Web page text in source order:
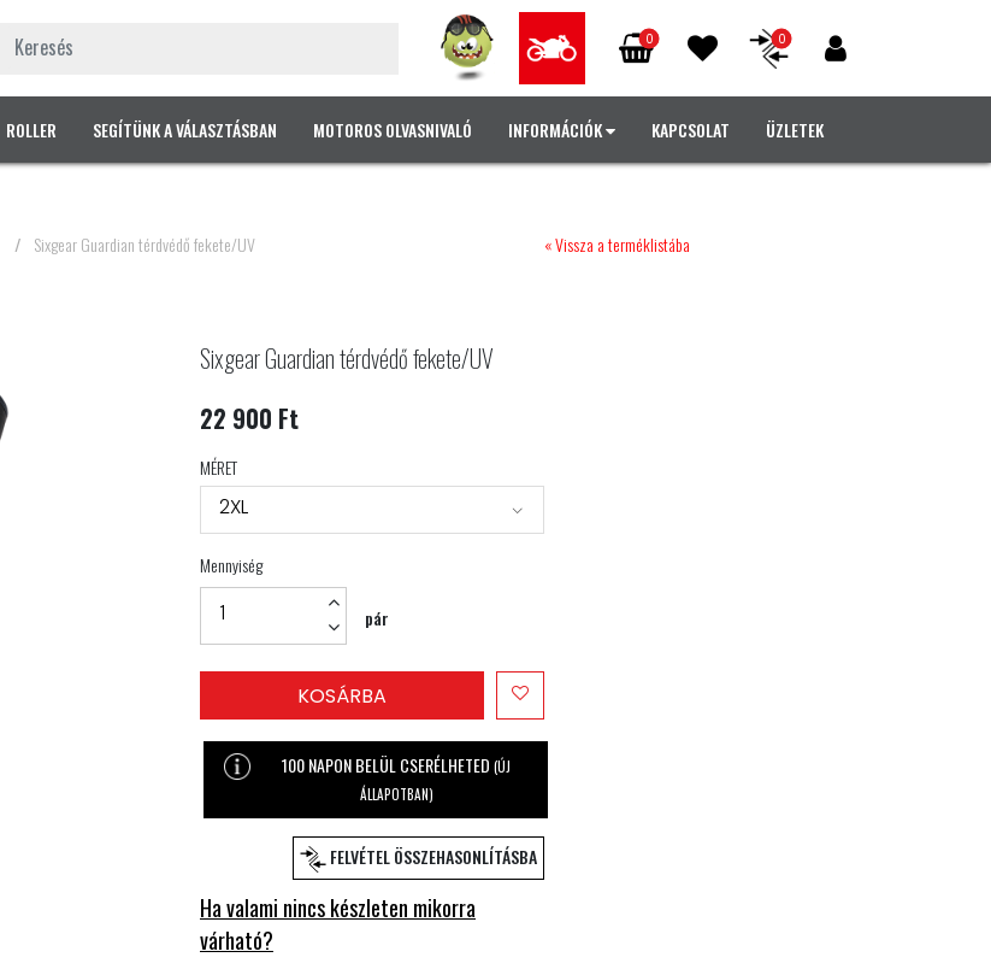
0 0
ROLLER SEGÍTÜNK A VÁLASZTÁSBAN MOTOROS OLVASNIVALÓ INFORMÁCIÓK KAPCSOLAT ÜZLETEK
/ Sixgear Guardian térdvédő fekete/UV « Vissza a terméklistába
Sixgear Guardian térdvédő fekete/UV
22 900 Ft
MÉRET
2XL
Mennyiség
pár
KOSÁRBA
100 NAPON BELÜL CSERÉLHETED(ÚJ
ÁLLAPOTBAN)
FELVÉTEL ÖSSZEHASONLÍTÁSBA
Ha valami nincs készleten mikorra
várható?